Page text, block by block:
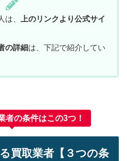
、
上のリンクより公式サイ
の詳細は、下記で紹介してい
者の条件はこの3つ！
買取業者【３つの条